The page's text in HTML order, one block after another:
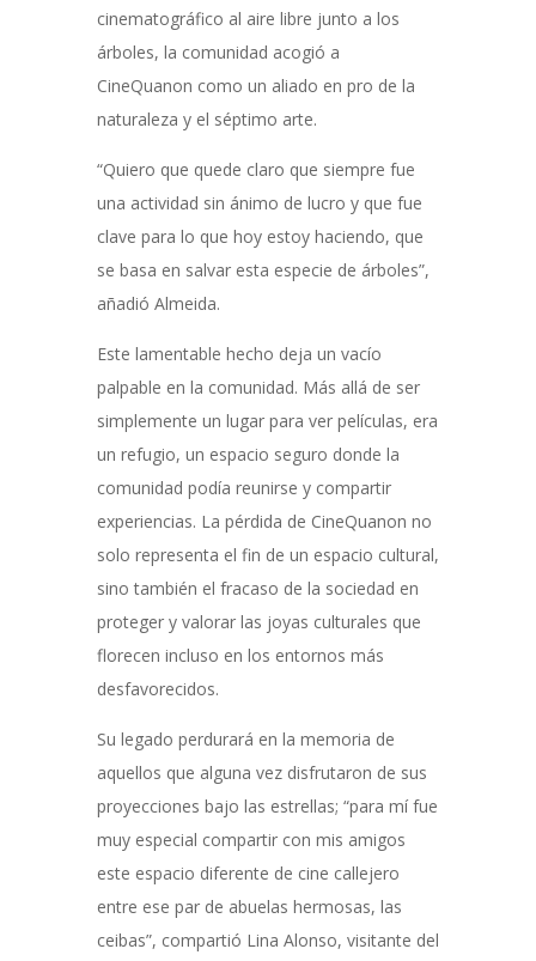
cinematográfico al aire libre junto a los
árboles, la comunidad acogió a
CineQuanon como un aliado en pro de la
naturaleza y el séptimo arte.
“Quiero que quede claro que siempre fue
una actividad sin ánimo de lucro y que fue
clave para lo que hoy estoy haciendo, que
se basa en salvar esta especie de árboles”,
añadió Almeida.
Este lamentable hecho deja un vacío
palpable en la comunidad. Más allá de ser
simplemente un lugar para ver películas, era
un refugio, un espacio seguro donde la
comunidad podía reunirse y compartir
experiencias. La pérdida de CineQuanon no
solo representa el fin de un espacio cultural,
sino también el fracaso de la sociedad en
proteger y valorar las joyas culturales que
florecen incluso en los entornos más
desfavorecidos.
Su legado perdurará en la memoria de
aquellos que alguna vez disfrutaron de sus
proyecciones bajo las estrellas; “para mí fue
muy especial compartir con mis amigos
este espacio diferente de cine callejero
entre ese par de abuelas hermosas, las
ceibas”, compartió Lina Alonso, visitante del